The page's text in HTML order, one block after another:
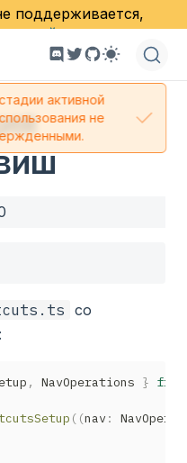
поддерживается,
английскую версию
со
, NavOperations } from
( (nav :
активной
не